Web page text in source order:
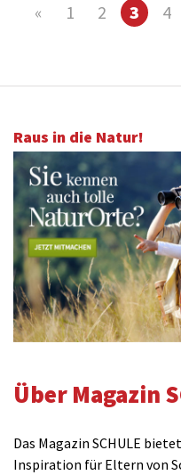
« 1 2 3 4
Raus in die Natur!
Über Magazin
Das Magazin SCHULE
Inspiration für Eltern von